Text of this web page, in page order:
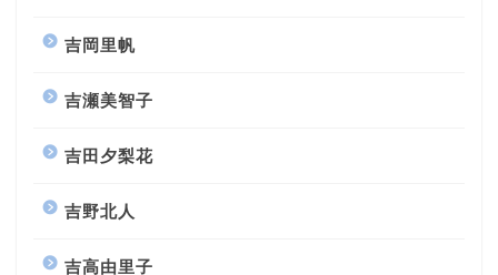
吉岡里帆
吉瀬美智子
吉田夕梨花
吉野北人
吉高由里子